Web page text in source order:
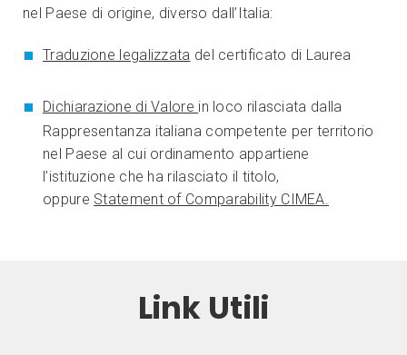
nel Paese di origine, diverso dall’Italia:
Traduzione legalizzata del certificato di Laurea
Dichiarazione di Valore in loco rilasciata dalla
Rappresentanza italiana competente per territorio
nel Paese al cui ordinamento appartiene
l’istituzione che ha rilasciato il titolo,
oppure Statement of Comparability CIMEA.
Link Utili